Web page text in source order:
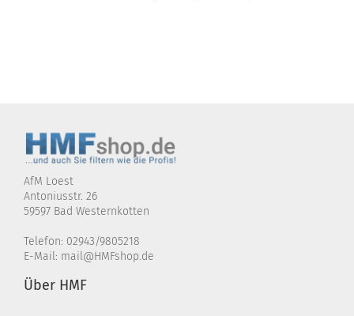
AfM Loest
Antoniusstr. 26
59597 Bad Westernkotten
Telefon: 02943/9805218
E-Mail: mail@HMFshop.de
Über HMF